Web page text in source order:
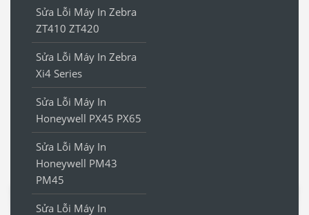
Sửa Lỗi Máy In Zebra
ZT410 ZT420
Sửa Lỗi Máy In Zebra
Xi4 Series
Sửa Lỗi Máy In
Honeywell PX45 PX65
Sửa Lỗi Máy In
Honeywell PM43
PM45
Sửa Lỗi Máy In